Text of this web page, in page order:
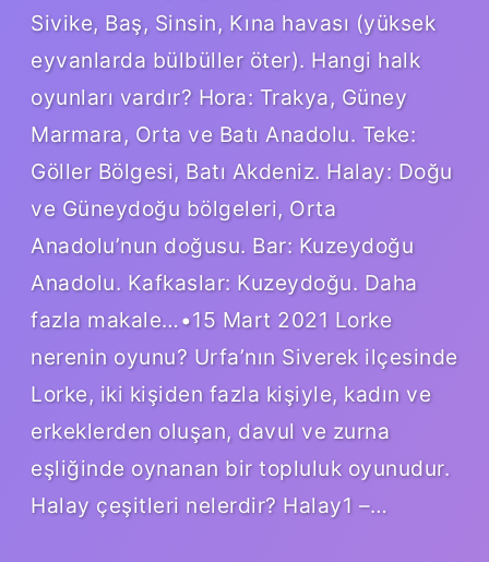
Sivike, Baş, Sinsin, Kına havası (yüksek
eyvanlarda bülbüller öter). Hangi halk
oyunları vardır? Hora: Trakya, Güney
Marmara, Orta ve Batı Anadolu. Teke:
Göller Bölgesi, Batı Akdeniz. Halay: Doğu
ve Güneydoğu bölgeleri, Orta
Anadolu’nun doğusu. Bar: Kuzeydoğu
Anadolu. Kafkaslar: Kuzeydoğu. Daha
fazla makale…•15 Mart 2021 Lorke
nerenin oyunu? Urfa’nın Siverek ilçesinde
Lorke, iki kişiden fazla kişiyle, kadın ve
erkeklerden oluşan, davul ve zurna
eşliğinde oynanan bir topluluk oyunudur.
Halay çeşitleri nelerdir? Halay1 –…